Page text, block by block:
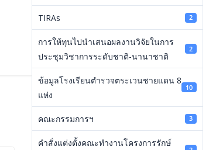
TIRAs 2
การให้ทุนไปนำเสนอผลงานวิจัยในการ
ประชุมวิชาการระดับชาติ-นานาชาติ
2
ข้อมูลโรงเรียนตำรวจตระเวนชายแดน 8
แห่ง
10
คณะกรรมการฯ 3
คำสั่งแต่งตั้งคณะทำงานโครงการรักษ์